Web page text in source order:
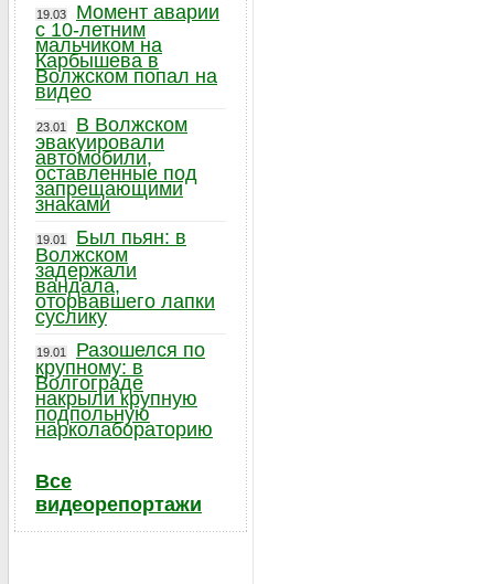
19.03
Момент аварии
с 10-летним
мальчиком на
Карбышева в
Волжском попал на
видео
23.01
В Волжском
эвакуировали
автомобили,
оставленные под
запрещающими
знаками
19.01
Был пьян: в
Волжском
задержали
вандала,
оторвавшего лапки
суслику
19.01
Разошелся по
крупному: в
Волгограде
накрыли крупную
подпольную
нарколабораторию
Все
видеорепортажи